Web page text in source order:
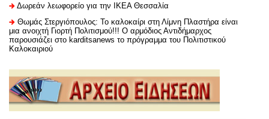
Δωρεάν λεωφορείο για την ΙΚΕΑ Θεσσαλία
Θωμάς Στεργιόπουλος: Το καλοκαίρι στη Λίμνη Πλαστήρα είναι
μια ανοιχτή Γιορτή Πολιτισμού!!! Ο αρμόδιος Αντιδήμαρχος
παρουσιάζει στο karditsanews το πρόγραμμα του Πολιτιστικού
Καλοκαιριού